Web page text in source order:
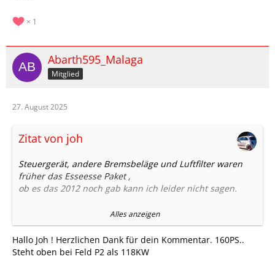
1
Abarth595_Malaga
Mitglied
27. August 2025
Zitat von joh
Steuergerät, andere Bremsbeläge und Luftfilter waren
früher das Esseesse Paket ,
ob es das 2012 noch gab kann ich leider nicht sagen.
Der 500er hatte damit 160 PS , statt 135.
Konnte man als Esseesse kaufen und auch nachrüsten.
Vielleicht deswegen der Hinweis in deinem
Fahrzeugschein...
Alles anzeigen
Hallo Joh ! Herzlichen Dank für dein Kommentar. 160PS..
Steht oben bei Feld P2 als 118KW